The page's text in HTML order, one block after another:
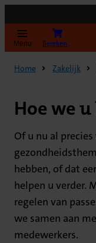
Menu Bereken uw premie
Home Zakelijk
Hoe we
Of u nu al
hebben, of dat
helpen u verder.
regelen van
we samen aan
medewerkers.